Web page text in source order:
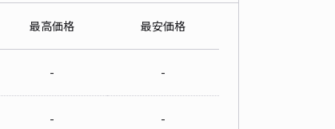
最高価格 最安価格
- -
- -